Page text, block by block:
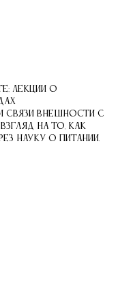
лекции о
связи внешности с
на то, как
науку о питании.